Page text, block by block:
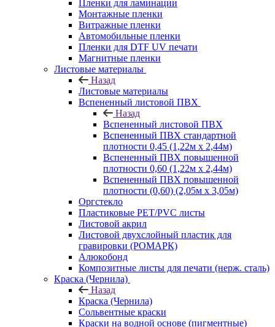
Пленки для ламинации
Монтажные пленки
Витражные пленки
Автомобильные пленки
Пленки для DTF UV печати
Магнитные пленки
Листовые материалы
Назад
Листовые материалы
Вспененный листовой ПВХ
Назад
Вспененный листовой ПВХ
Вспененный ПВХ стандартной
плотности 0,45 (1,22м х 2,44м)
Вспененный ПВХ повышенной
плотности 0,60 (1,22м х 2,44м)
Вспененный ПВХ повышенной
плотности (0,60) (2,05м х 3,05м)
Оргстекло
Пластиковые PET/PVC листы
Листовой акрил
Листовой двухслойный пластик для
гравировки (РОМАРК)
Алюкобонд
Композитные листы для печати (нерж. сталь)
Краска (Чернила)
Назад
Краска (Чернила)
Сольвентные краски
Краски на водной основе (пигментные)